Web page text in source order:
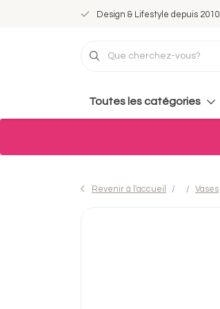
Design & Lifestyle depuis 2010
Toutes les catégories
Revenir à l'accueil Vases